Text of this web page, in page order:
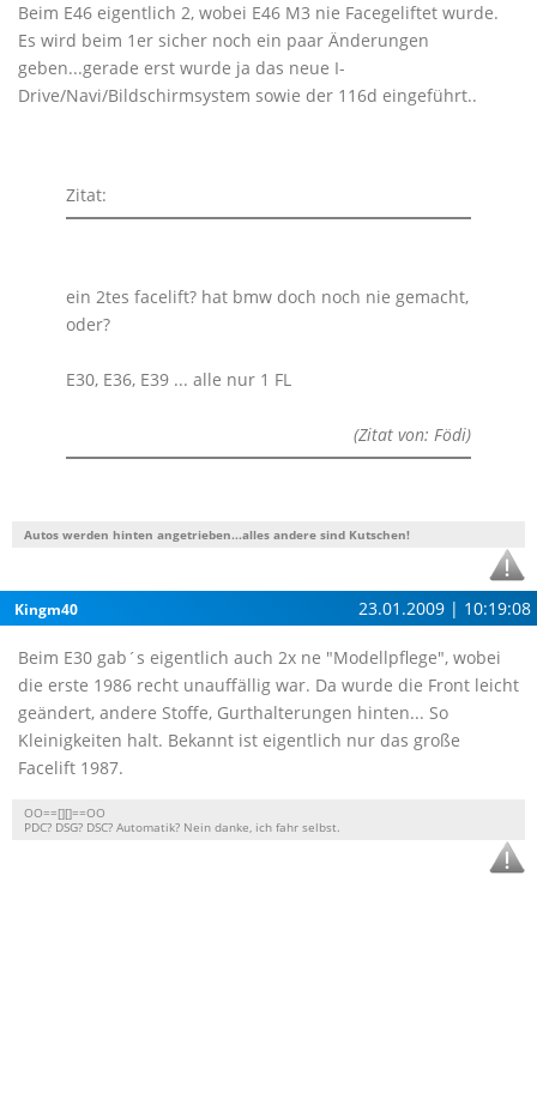
Beim E46 eigentlich 2, wobei E46 M3 nie Facegeliftet wurde.
Es wird beim 1er sicher noch ein paar Änderungen
geben...gerade erst wurde ja das neue I-
Drive/Navi/Bildschirmsystem sowie der 116d eingeführt..
Zitat:
ein 2tes facelift? hat bmw doch noch nie gemacht,
oder?
E30, E36, E39 ... alle nur 1 FL
(Zitat von: Födi)
Autos werden hinten angetrieben...alles andere sind Kutschen!
Kingm40 23.01.2009 | 10:19:08
Beim E30 gab´s eigentlich auch 2x ne "Modellpflege", wobei
die erste 1986 recht unauffällig war. Da wurde die Front leicht
geändert, andere Stoffe, Gurthalterungen hinten... So
Kleinigkeiten halt. Bekannt ist eigentlich nur das große
Facelift 1987.
OO==[][]==OO
PDC? DSG? DSC? Automatik? Nein danke, ich fahr selbst.